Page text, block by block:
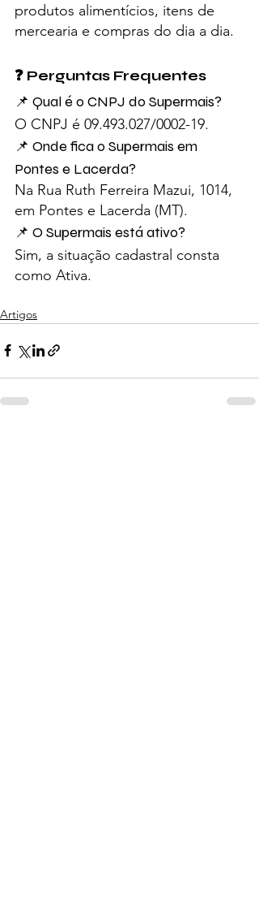
produtos alimentícios, itens de
mercearia e compras do dia a dia.
❓ Perguntas Frequentes
📌 Qual é o CNPJ do Supermais?
O CNPJ é 09.493.027/0002-19.
📌 Onde fica o Supermais em
Pontes e Lacerda?
Na Rua Ruth Ferreira Mazui, 1014,
em Pontes e Lacerda (MT).
📌 O Supermais está ativo?
Sim, a situação cadastral consta
como Ativa.
Artigos